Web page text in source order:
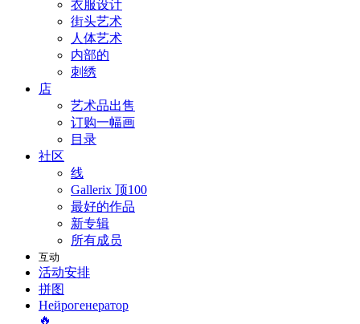
衣服设计
街头艺术
人体艺术
内部的
刺绣
店
艺术品出售
订购一幅画
目录
社区
线
Gallerix 顶100
最好的作品
新专辑
所有成员
互动
活动安排
拼图
Нейрогенератор
🔥